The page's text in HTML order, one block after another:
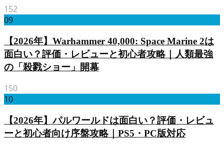
152
09
【2026年】Warhammer 40,000: Space Marine 2は
面白い？評価・レビューと初心者攻略｜人類最強
の「殺戮ショー」開幕
150
10
【2026年】パルワールドは面白い？評価・レビュ
ーと初心者向け序盤攻略｜PS5・PC版対応